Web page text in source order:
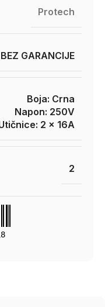
Protech
BEZ GARANCIJE
Boja: Crna
Napon: 250V
2 x 16A
2